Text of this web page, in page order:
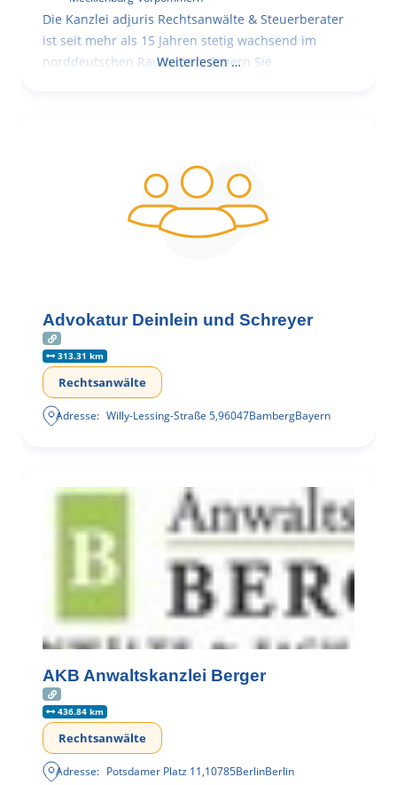
Die Kanzlei adjuris Rechtsanwälte & Steuerberater
ist seit mehr als 15 Jahren stetig wachsend im
norddeutschen Raum tätig. Zögern Sie
Weiterlesen …
Advokatur Deinlein und Schreyer
313.31 km
Rechtsanwälte
Adresse: Willy-Lessing-Straße 5,96047BambergBayern
AKB Anwaltskanzlei Berger
436.84 km
Rechtsanwälte
Adresse: Potsdamer Platz 11,10785BerlinBerlin